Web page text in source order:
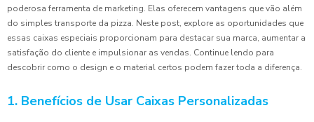
poderosa ferramenta de marketing. Elas oferecem vantagens que vão além
do simples transporte da pizza. Neste post, explore as oportunidades que
essas caixas especiais proporcionam para destacar sua marca, aumentar a
satisfação do cliente e impulsionar as vendas. Continue lendo para
descobrir como o design e o material certos podem fazer toda a diferença.
1. Benefícios de Usar Caixas Personalizadas